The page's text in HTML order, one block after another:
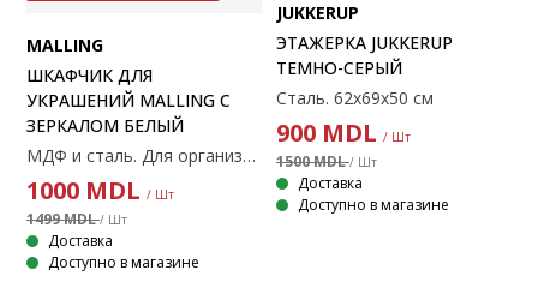
MALLING
ШКАФЧИК ДЛЯ
УКРАШЕНИЙ MALLING С
ЗЕРКАЛОМ БЕЛЫЙ
МДФ и сталь. Для организации хранения ювелирных изделий и аксессуаров. 35x60x12 см.
1000 MDL / Шт
1499 MDL/ Шт
Доставка
Доступно в магазине
JUKKERUP
ЭТАЖЕРКА JUKKERUP
ТЕМНО-СЕРЫЙ
Сталь. 62x69x50 см
900 MDL / Шт
1500 MDL/ Шт
Доставка
Доступно в магазине